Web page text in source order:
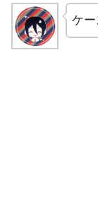
ケー